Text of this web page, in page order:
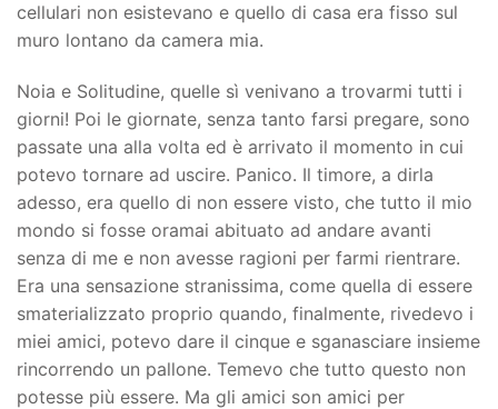
cellulari non esistevano e quello di casa era fisso sul
muro lontano da camera mia.
Noia e Solitudine, quelle sì venivano a trovarmi tutti i
giorni! Poi le giornate, senza tanto farsi pregare, sono
passate una alla volta ed è arrivato il momento in cui
potevo tornare ad uscire. Panico. Il timore, a dirla
adesso, era quello di non essere visto, che tutto il mio
mondo si fosse oramai abituato ad andare avanti
senza di me e non avesse ragioni per farmi rientrare.
Era una sensazione stranissima, come quella di essere
smaterializzato proprio quando, finalmente, rivedevo i
miei amici, potevo dare il cinque e sganasciare insieme
rincorrendo un pallone. Temevo che tutto questo non
potesse più essere. Ma gli amici son amici per